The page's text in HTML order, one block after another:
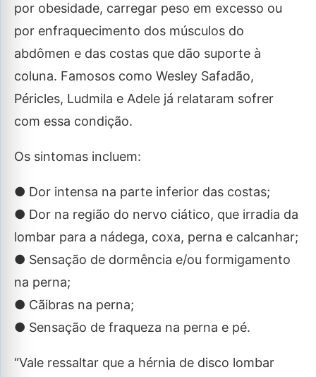
por obesidade, carregar peso em excesso ou
por enfraquecimento dos músculos do
abdômen e das costas que dão suporte à
coluna. Famosos como Wesley Safadão,
Péricles, Ludmila e Adele já relataram sofrer
com essa condição.
Os sintomas incluem:
● Dor intensa na parte inferior das costas;
● Dor na região do nervo ciático, que irradia da
lombar para a nádega, coxa, perna e calcanhar;
● Sensação de dormência e/ou formigamento
na perna;
● Cãibras na perna;
● Sensação de fraqueza na perna e pé.
“Vale ressaltar que a hérnia de disco lombar